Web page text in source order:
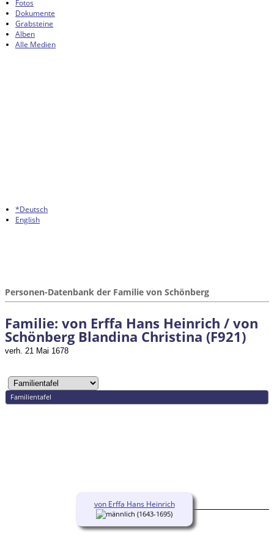
Fotos
Dokumente
Grabsteine
Alben
Alle Medien
*Deutsch
English
Personen-Datenbank der Familie von Schönberg
Familie: von Erffa Hans Heinrich / von
Schönberg Blandina Christina (F921)
verh. 21 Mai 1678
Familientafel
von Erffa Hans Heinrich
(1643-1695)